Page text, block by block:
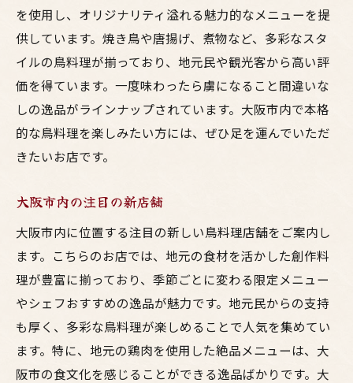
を使用し、オリジナリティ溢れる魅力的なメニューを提
供しています。焼き鳥や唐揚げ、煮物など、多彩なスタ
イルの鳥料理が揃っており、地元民や観光客から高い評
価を得ています。一度味わったら虜になること間違いな
しの逸品がラインナップされています。大阪市内で本格
的な鳥料理を楽しみたい方には、ぜひ足を運んでいただ
きたいお店です。
大阪市内の注目の新店舗
大阪市内に位置する注目の新しい鳥料理店舗をご案内し
ます。こちらのお店では、地元の食材を活かした創作料
理が豊富に揃っており、季節ごとに変わる限定メニュー
やシェフおすすめの逸品が魅力です。地元民からの支持
も厚く、多彩な鳥料理が楽しめることで人気を集めてい
ます。特に、地元の鶏肉を使用した絶品メニューは、大
阪市の食文化を感じることができる逸品ばかりです。大